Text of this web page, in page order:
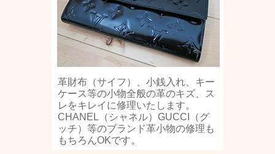
革財布（サイフ）、小銭入れ、キー
ケース等の小物全般の革のキズ、ス
レをキレイに修理いたします。
CHANEL（シャネル）GUCCI（グ
ッチ）等のブランド革小物の修理も
もちろんOKです。